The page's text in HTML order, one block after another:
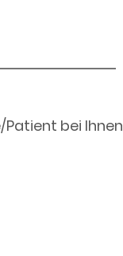
Patient bei Ihnen